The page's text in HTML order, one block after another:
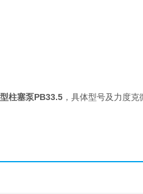
柱塞泵PB33.5 ，具体型号及力度